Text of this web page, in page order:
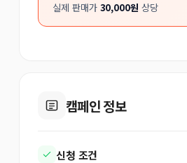
실제 판매가 30,000원 상당
캠페인 정보
신청 조건